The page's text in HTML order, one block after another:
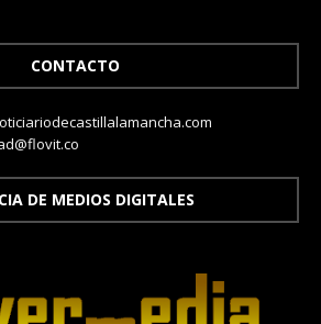
CONTACTO
DE MEDIOS DIGITALES